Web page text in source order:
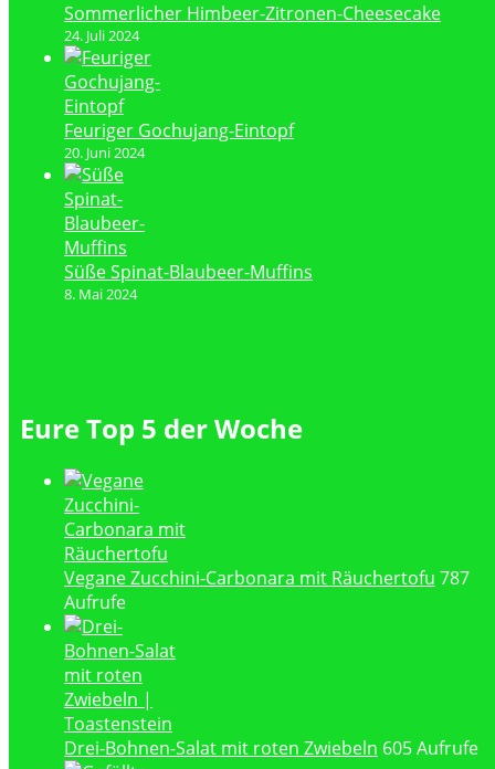
Sommerlicher Himbeer-Zitronen-Cheesecake
24. Juli 2024
Feuriger Gochujang-Eintopf
20. Juni 2024
Süße Spinat-Blaubeer-Muffins
8. Mai 2024
Eure Top 5 der Woche
Vegane Zucchini-Carbonara mit Räuchertofu 787
Aufrufe
Drei-Bohnen-Salat mit roten Zwiebeln 605 Aufrufe